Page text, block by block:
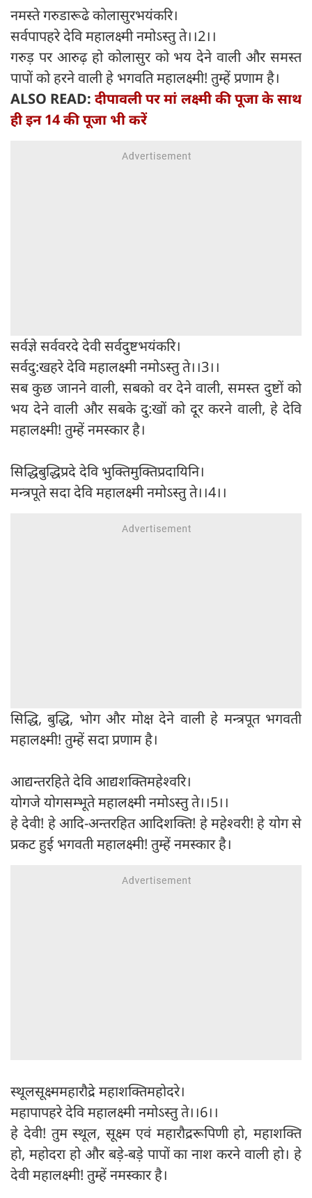
नमस्ते गरुडारूढे कोलासुरभयंकरि।
सर्वपापहरे देवि महालक्ष्मी नमोऽस्तु ते।।2।।
गरुड़ पर आरुढ़ हो कोलासुर को भय देने वाली और समस्त
पापों को हरने वाली हे भगवति महालक्ष्मी! तुम्हें प्रणाम है।
ALSO READ:दीपावली पर मां लक्ष्मी की पूजा के साथ
ही इन 14 की पूजा भी करें
सर्वज्ञे सर्ववरदे देवी सर्वदुष्टभयंकरि।
सर्वदु:खहरे देवि महालक्ष्मी नमोऽस्तु ते।।3।।
सब कुछ जानने वाली, सबको वर देने वाली, समस्त दुष्टों को
भय देने वाली और सबके दु:खों को दूर करने वाली, हे देवि
महालक्ष्मी! तुम्हें नमस्कार है।
सिद्धिबुद्धिप्रदे देवि भुक्तिमुक्तिप्रदायिनि।
मन्त्रपूते सदा देवि महालक्ष्मी नमोऽस्तु ते।।4।।
सिद्धि, बुद्धि, भोग और मोक्ष देने वाली हे मन्त्रपूत भगवती
महालक्ष्मी! तुम्हें सदा प्रणाम है।
आद्यन्तरहिते देवि आद्यशक्तिमहेश्वरि।
योगजे योगसम्भूते महालक्ष्मी नमोऽस्तु ते।।5।।
हे देवी! हे आदि-अन्तरहित आदिशक्ति! हे महेश्वरी! हे योग से
प्रकट हुई भगवती महालक्ष्मी! तुम्हें नमस्कार है।
स्थूलसूक्ष्ममहारौद्रे महाशक्तिमहोदरे।
महापापहरे देवि महालक्ष्मी नमोऽस्तु ते।।6।।
हे देवी! तुम स्थूल, सूक्ष्म एवं महारौद्ररूपिणी हो, महाशक्ति
हो, महोदरा हो और बड़े-बड़े पापों का नाश करने वाली हो। हे
देवी महालक्ष्मी! तुम्हें नमस्कार है।